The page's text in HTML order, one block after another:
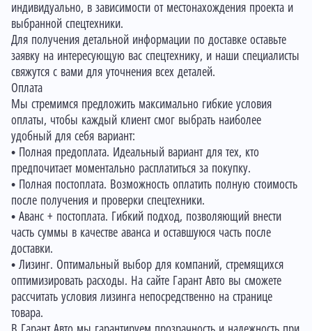
индивидуально, в зависимости от местонахождения проекта и
выбранной спецтехники.
Для получения детальной информации по доставке оставьте
заявку на интересующую вас спецтехнику, и наши специалисты
свяжутся с вами для уточнения всех деталей.
Оплата
Мы стремимся предложить максимально гибкие условия
оплаты, чтобы каждый клиент смог выбрать наиболее
удобный для себя вариант:
• Полная предоплата. Идеальный вариант для тех, кто
предпочитает моментально расплатиться за покупку.
• Полная постоплата. Возможность оплатить полную стоимость
после получения и проверки спецтехники.
• Аванс + постоплата. Гибкий подход, позволяющий внести
часть суммы в качестве аванса и оставшуюся часть после
доставки.
• Лизинг. Оптимальный выбор для компаний, стремящихся
оптимизировать расходы. На сайте Гарант Авто вы сможете
рассчитать условия лизинга непосредственно на странице
товара.